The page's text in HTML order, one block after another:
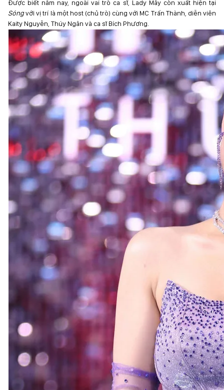
Được biết năm nay, ngoài vai trò ca sĩ, Lady Mây còn xuất hiện tại
Sóngvới vị trí là một host (chủ trò) cùng với MC Trấn Thành, diễn viên
Kaity Nguyễn, Thúy Ngân và ca sĩ Bích Phương.